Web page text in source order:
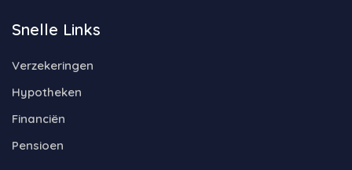
Snelle Links
Verzekeringen
Hypotheken
Financiën
Pensioen